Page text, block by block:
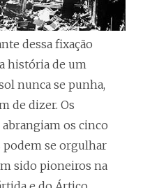
dessa fixação
história de um
nunca se punha,
de dizer. Os
os cinco
podem se orgulhar
sido pioneiros na